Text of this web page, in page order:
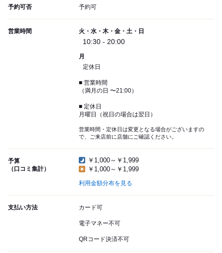
予約可否 予約可
営業時間 火・水・木・金・土・日
10:30 - 20:00
月
定休日
■ 営業時間
（満月の日 〜21:00）
■ 定休日
月曜日（祝日の場合は翌日）
営業時間・定休日は変更となる場合がございますの
で、ご来店前に店舗にご確認ください。
予算
（口コミ集計）
￥1,000～￥1,999
￥1,000～￥1,999
利用金額分布を見る
支払い方法 カード可
電子マネー不可
QRコード決済不可